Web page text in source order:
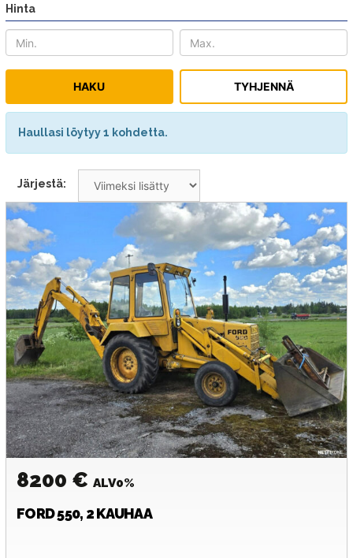
Hinta
Haullasi löytyy 1 kohdetta.
Järjestä:
8200 € ALV0%
FORD550, 2 KAUHAA